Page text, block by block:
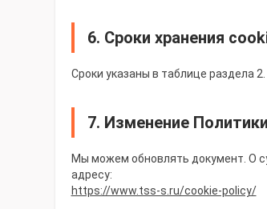
6. Сроки хранения
Сроки указаны в таблице раздела
7. Изменение Политики
Мы можем обновлять документ. О
адресу:
https://www.tss-s.ru/cookie-policy/